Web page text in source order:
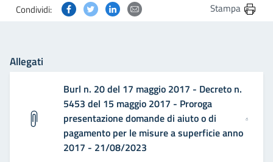
Condividi: Condividi questa pagina su Facebook
Condividi questa pagina su Twitter
Condividi questa pagina su Linkedin
Condividi questa pagina via
Stampa
Allegati
Burl n. 20 del 17 maggio 2017 - Decreto n.
5453 del 15 maggio 2017 - Proroga
presentazione domande di aiuto o di
pagamento per le misure a superficie anno
2017 - 21/08/2023